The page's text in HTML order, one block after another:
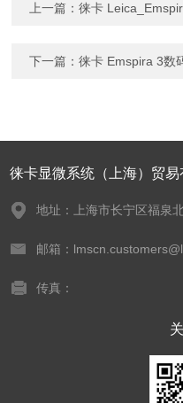
上一篇：徕卡
下一篇：徕卡 Emspira 3数
徕卡显微系统（上海）贸易
地址：上海市长宁区福泉
邮箱：
传真：